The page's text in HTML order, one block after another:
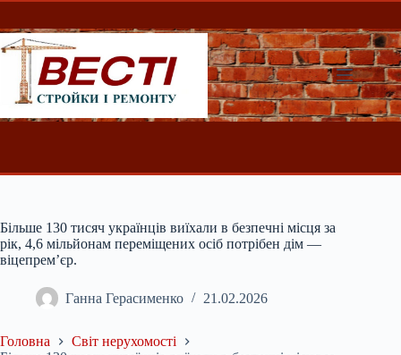
Перейти
вмісту
Більше 130 тисяч українців виїхали в безпечні місця за
рік, 4,6 мільйонам переміщених осіб потрібен дім —
віцепрем’єр.
Ганна Герасименко 21.02.2026
Головна
Світ нерухомості